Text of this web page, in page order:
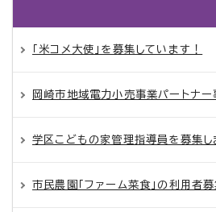
「米コメ大使」を募集しています！
岡崎市地域電力小売事業パートナ
学区こどもの家管理指導員を募集し
市民農園「ファーム菜食」の利用者募